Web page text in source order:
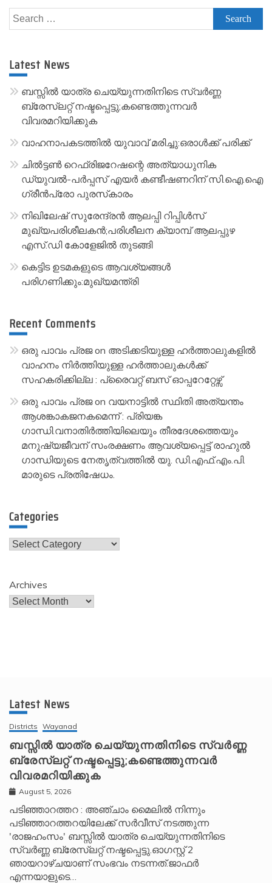
l
n
a
v
:
Search
for:
Latest News
ബസ്സിൽ യാത്ര ചെയ്യുന്നതിനിടെ സ്വർണ്ണ
ബ്രേസ്‌ലറ്റ് നഷ്ടപ്പെട്ടു;കണ്ടെത്തുന്നവർ
വിവരമറിയിക്കുക
വാഹനാപകടത്തിൽ യുവാവ് മരിച്ചു:ഒരാൾക്ക് പരിക്ക്
ചിൽട്ടൺ റെഫ്രിജറേഷന്റെ അത്യാധുനിക
ഡ്യുവൽ-പർപ്പസ് എയർ കണ്ടീഷണറിന് സി.ഐ.ഐ
ഗ്രീൻപ്രോ പുരസ്‌കാരം
നിഖിലേഷ് സുരേന്ദ്രൻ ആലപ്പി റിപ്പിൾസ്
മുഖ്യപരിശീലകൻ;പരിശീലന ക്യാമ്പ് ആലപ്പുഴ
എസ്.ഡി കോളേജിൽ തുടങ്ങി
കെട്ടിട ഉടമകളുടെ ആവശ്യങ്ങൾ
പരിഗണിക്കും:മുഖ്യമന്ത്രി
Recent Comments
ഒരു പാവം പ്രജon അടിക്കടിയുള്ള ഹർത്താലുകളിൽ
വാഹനം നിർത്തിയുള്ള ഹർത്താലുകൾക്ക്
സഹകരിക്കില്ല : പ്രൈവറ്റ് ബസ് ഓപ്പറേറ്റേഴ്സ്
ഒരു പാവം പ്രജon വയനാട്ടിൽ സ്ഥിതി അത്യന്തം
ആശങ്കാകജനകമെന്ന് : പ്രിയങ്ക
ഗാന്ധി.വനാതിർത്തിയിലെയും തീരദേശത്തെയും
മനുഷ്യജീവന് സംരക്ഷണം ആവശ്യപ്പെട്ട് രാഹുൽ
ഗാന്ധിയുടെ നേതൃത്വത്തിൽ യു. ഡി.എഫ്.എം.പി.
മാരുടെ പ്രതിഷേധം.
Categories
Categories
Archives
Latest News
Districts Wayanad
ബസ്സിൽ യാത്ര ചെയ്യുന്നതിനിടെ സ്വർണ്ണ
ബ്രേസ്‌ലറ്റ് നഷ്ടപ്പെട്ടു;കണ്ടെത്തുന്നവർ
വിവരമറിയിക്കുക
August 5, 2026
പടിഞ്ഞാറത്തറ : അഞ്ചാം മൈലിൽ നിന്നും
പടിഞ്ഞാറത്തറയിലേക്ക് സർവീസ് നടത്തുന്ന
'രാജഹംസം' ബസ്സിൽ യാത്ര ചെയ്യുന്നതിനിടെ
സ്വർണ്ണ ബ്രേസ്‌ലറ്റ് നഷ്ടപ്പെട്ടു.ഓഗസ്റ്റ് 2
ഞായറാഴ്ചയാണ് സംഭവം നടന്നത്.ജാഫർ
എന്നയാളുടെ…